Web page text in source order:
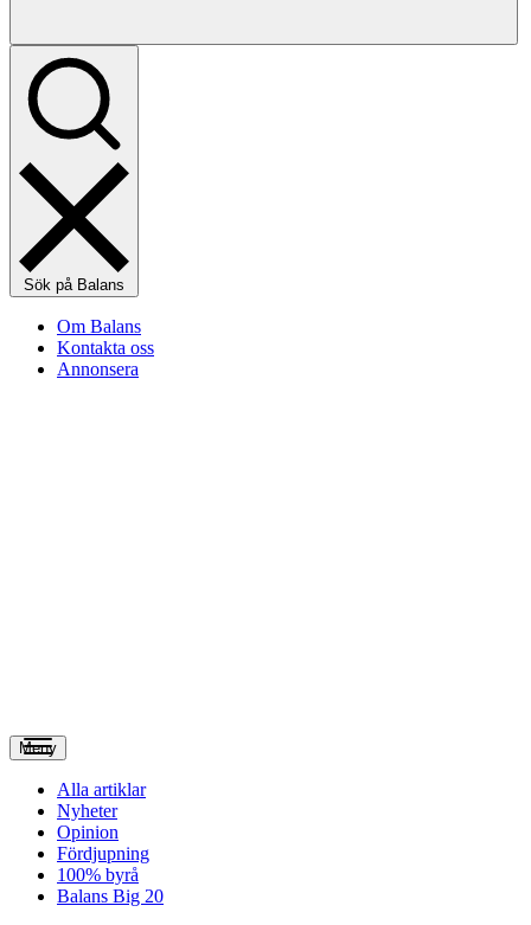
Sök på Balans
Om Balans
Kontakta oss
Annonsera
Meny
Alla artiklar
Nyheter
Opinion
Fördjupning
100% byrå
Balans Big 20